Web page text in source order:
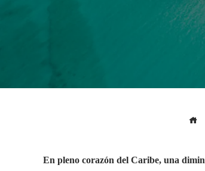
En pleno corazón del Caribe, una